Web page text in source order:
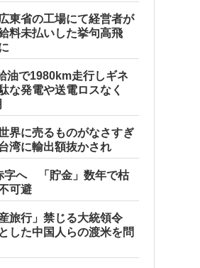
東省の工場にて経営者が
料未払いした挙句高飛
油で1980km走行しギネ
な発電や送電ロスなく
界に売るものがなさすぎ
湾に輸出額抜かされ
字へ 「貯金」数年で枯
可避
旅行」禁じる大統領令
した中国人らの渡米を問